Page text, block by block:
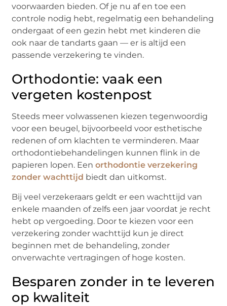
voorwaarden bieden. Of je nu af en toe een
controle nodig hebt, regelmatig een behandeling
ondergaat of een gezin hebt met kinderen die
ook naar de tandarts gaan — er is altijd een
passende verzekering te vinden.
Orthodontie: vaak een
vergeten kostenpost
Steeds meer volwassenen kiezen tegenwoordig
voor een beugel, bijvoorbeeld voor esthetische
redenen of om klachten te verminderen. Maar
orthodontiebehandelingen kunnen flink in de
papieren lopen. Eenorthodontie verzekering
zonder wachttijd biedt dan uitkomst.
Bij veel verzekeraars geldt er een wachttijd van
enkele maanden of zelfs een jaar voordat je recht
hebt op vergoeding. Door te kiezen voor een
verzekering zonder wachttijd kun je direct
beginnen met de behandeling, zonder
onverwachte vertragingen of hoge kosten.
Besparen zonder in te leveren
op kwaliteit